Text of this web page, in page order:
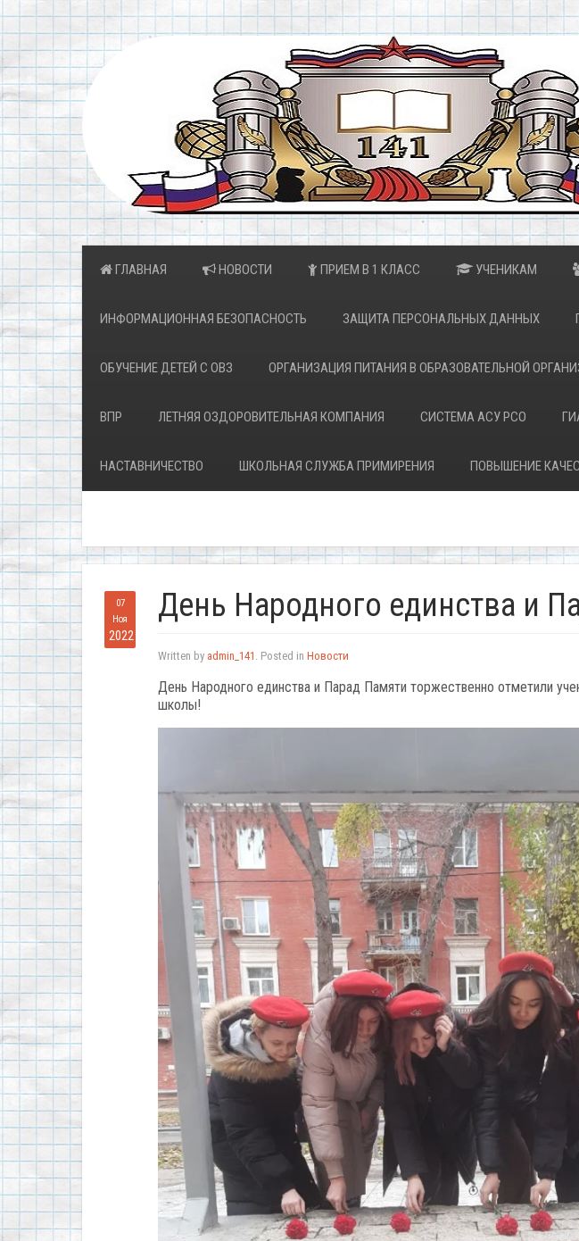
ГЛАВНАЯ НОВОСТИ ПРИЕМ В 1 КЛАСС УЧЕНИКАМ
ИНФОРМАЦИОННАЯ БЕЗОПАСНОСТЬ ЗАЩИТА ПЕРСОНАЛЬНЫХ ДАННЫХ
ОБУЧЕНИЕ ДЕТЕЙ С ОВЗ ОРГАНИЗАЦИЯ ПИТАНИЯ В ОБРАЗОВАТЕЛЬНОЙ
ВПР ЛЕТНЯЯ ОЗДОРОВИТЕЛЬНАЯ КОМПАНИЯ СИСТЕМА АСУ РСО
НАСТАВНИЧЕСТВО ШКОЛЬНАЯ СЛУЖБА ПРИМИРЕНИЯ ПОВЫШЕНИЕ
07
Ноя
2022
День Народного единства и
Written by admin_141 . Posted in Новости
День Народного единства и Парад Памяти торжественно отметили
школы!